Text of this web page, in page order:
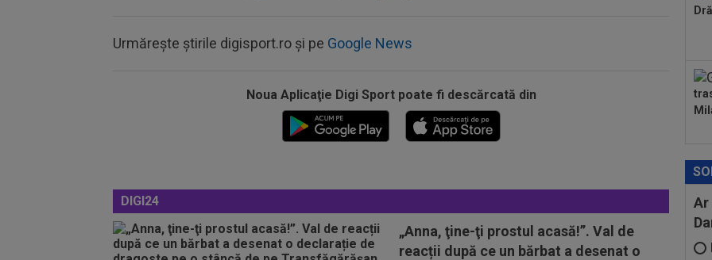
Urmărește știrile digisport.ro și pe Google News
Noua Aplicaţie Digi Sport poate fi descărcată din
DIGI24
„Anna, ţine-ţi prostul acasă!”. Val de
reacții după ce un bărbat a desenat o
Ar